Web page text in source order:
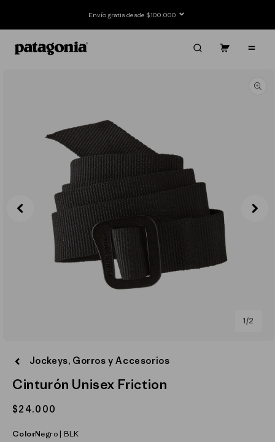
Envío gratis desde $100.000
Carrito
elemento
multimedia
una
modal
1/de
2
Jockeys, Gorros y Accesorios
Cinturón Unisex Friction
Precio
$24.000
ColorNegro | BLK